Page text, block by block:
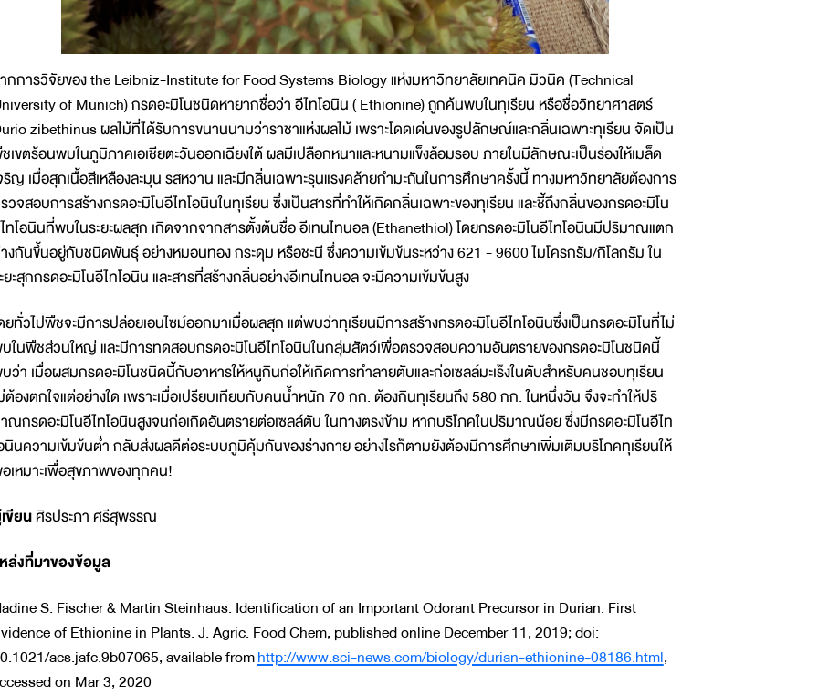
กการวิจัยของ the Leibniz-Institute for Food Systems Biology แห่งมหาวิทยาลัยเทคนิค มิวนิค (Technical
of Munich) กรดอะมิโนชนิดหายากชื่อว่า อีไทโอนิน ( Ethionine) ถูกค้นพบในทุเรียน หรือชื่อวิทยาศาสตร์
zibethinus ผลไม้ที่ได้รับการขนานนามว่าราชาแห่งผลไม้ เพราะโดดเด่นของรูปลักษณ์และกลิ่นเฉพาะทุเรียน จัดเป็น
เขตร้อนพบในภูมิภาคเอเชียตะวันออกเฉียงใต้ ผลมีเปลือกหนาและหนามแข็งล้อมรอบ ภายในมีลักษณะเป็นร่องให้เมล็ด
ริญ เมื่อสุกเนื้อสีเหลืองละมุน รสหวาน และมีกลิ่นเฉพาะรุนแรงคล้ายกำมะถันในการศึกษาครั้งนี้ ทางมหาวิทยาลัยต้องการ
วจสอบการสร้างกรดอะมิโนอีไทโอนินในทุเรียน ซึ่งเป็นสารที่ทำให้เกิดกลิ่นเฉพาะของทุเรียน และชี้ถึงกลิ่นของกรดอะมิโน
ทโอนินที่พบในระยะผลสุก เกิดจากจากสารตั้งต้นชื่อ อีเทนไทนอล (Ethanethiol) โดยกรดอะมิโนอีไทโอนินมีปริมาณแตก
งกันขึ้นอยู่กับชนิดพันธุ์ อย่างหมอนทอง กระดุม หรือชะนี ซึ่งความเข้มข้นระหว่าง 621 - 9600 ไมโครกรัม/กิโลกรัม ใน
ยะสุกกรดอะมิโนอีไทโอนิน และสารที่สร้างกลิ่นอย่างอีเทนไทนอล จะมีความเข้มข้นสูง
ยทั่วไปพืชจะมีการปล่อยเอนไซม์ออกมาเมื่อผลสุก แต่พบว่าทุเรียนมีการสร้างกรดอะมิโนอีไทโอนินซึ่งเป็นกรดอะมิโนที่ไม่
ในพืชส่วนใหญ่ และมีการทดสอบกรดอะมิโนอีไทโอนินในกลุ่มสัตว์เพื่อตรวจสอบความอันตรายของกรดอะมิโนชนิดนี้
ว่า เมื่อผสมกรดอะมิโนชนิดนี้กับอาหารให้หนูกินก่อให้เกิดการทำลายตับและก่อเซลล์มะเร็งในตับสำหรับคนชอบทุเรียน
ต้องตกใจแต่อย่างใด เพราะเมื่อเปรียบเทียบกับคนน้ำหนัก 70 กก. ต้องกินทุเรียนถึง 580 กก. ในหนึ่งวัน จึงจะทำให้ปริ
ณกรดอะมิโนอีไทโอนินสูงจนก่อเกิดอันตรายต่อเซลล์ตับ ในทางตรงข้าม หากบริโภคในปริมาณน้อย ซึ่งมีกรดอะมิโนอีไท
นินความเข้มข้นต่ำ กลับส่งผลดีต่อระบบภูมิคุ้มกันของร่างกาย อย่างไรก็ตามยังต้องมีการศึกษาเพิ่มเติมบริโภคทุเรียนให้
เหมาะเพื่อสุขภาพของทุกคน!
ขียนศิรประภา ศรีสุพรรณ
ล่งที่มาของข้อมูล
S. Fischer & Martin Steinhaus. Identification of an Important Odorant Precursor in Durian: First
of Ethionine in Plants. J. Agric. Food Chem, published online December 11, 2019; doi:
acs.jafc.9b07065, available fromhttp://www.sci-news.com/biology/durian-ethionine-08186.html,
on Mar 3, 2020